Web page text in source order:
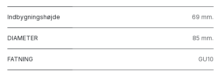
Indbygningshøjde 69 mm.
DIAMETER 85 mm.
FATNING GU10